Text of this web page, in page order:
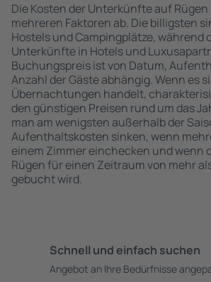
Die Kosten der Unterkünfte auf
mehreren Faktoren ab. Die billigsten
Hostels und Campingplätze, während
Unterkünfte in Hotels und
Buchungspreis ist von Datum,
Anzahl der Gäste abhängig. Wenn es
Übernachtungen handelt,
den günstigen Preisen rund um das
man am wenigsten außerhalb der
Aufenthaltskosten sinken, wenn
einem Zimmer einchecken und wenn
Rügen für einen Zeitraum von mehr
gebucht wird.
Schnell und einfach suchen
Angebot an Ihre Bedürfnisse